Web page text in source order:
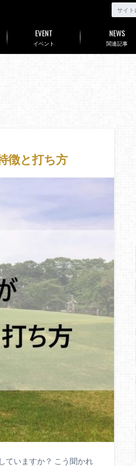
イベント
EVENT
関連記事
NEWS
徴と打ち方
ていますか？ こう聞かれ